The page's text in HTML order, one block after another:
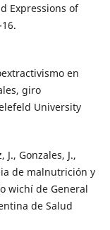
Expressions of
en
giro
University
Gonzales, J.,
de malnutrición y
wichí de General
de Salud